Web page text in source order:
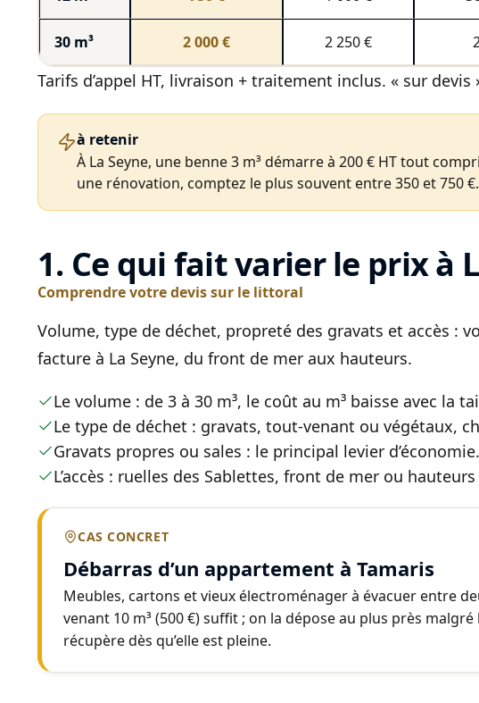
30 m³ 2 000 € 2 250 €
Tarifs d’appel HT, livraison + traitement inclus. « sur devis
à retenir
À La Seyne, une benne 3 m³ démarre à 200 € HT tout
une rénovation, comptez le plus souvent entre 350 et 750 €.
1. Ce qui fait varier le prix à
Comprendre votre devis sur le littoral
Volume, type de déchet, propreté des gravats et accès :
facture à La Seyne, du front de mer aux hauteurs.
Le volume : de 3 à 30 m³, le coût au m³ baisse avec la
Le type de déchet : gravats, tout-venant ou végétaux,
Gravats propres ou sales : le principal levier d’économie.
L’accès : ruelles des Sablettes, front de mer ou
CAS CONCRET
Débarras d’un appartement à Tamaris
Meubles, cartons et vieux électroménager à évacuer entre
venant 10 m³ (500 €) suffit ; on la dépose au plus près malgré
récupère dès qu’elle est pleine.